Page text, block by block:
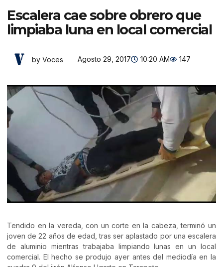
Escalera cae sobre obrero que
limpiaba luna en local comercial
by Voces Agosto 29, 2017 10:20 AM 147
Tendido en la vereda, con un corte en la cabeza, terminó un
joven de 22 años de edad, tras ser aplastado por una escalera
de aluminio mientras trabajaba limpiando lunas en un local
comercial. El hecho se produjo ayer antes del mediodía en la